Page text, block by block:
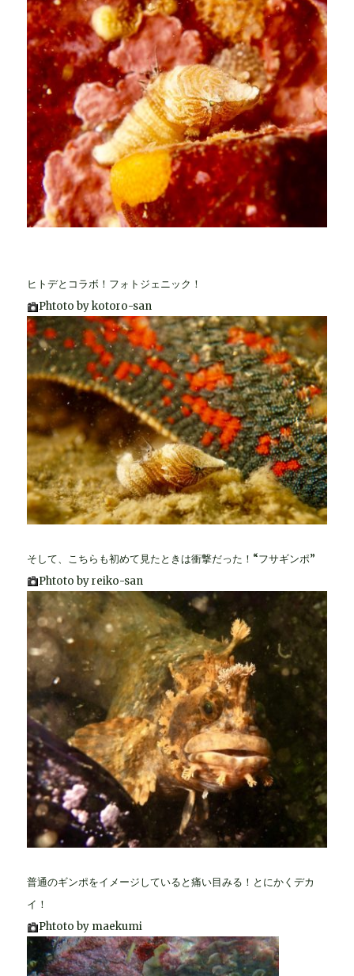
ヒトデとコラボ！フォトジェニック！
Phtoto by kotoro-san
そして、こちらも初めて見たときは衝撃だった！“フサギンポ”
Phtoto by reiko-san
普通のギンポをイメージしていると痛い目みる！とにかくデカ
イ！
Phtoto by maekumi